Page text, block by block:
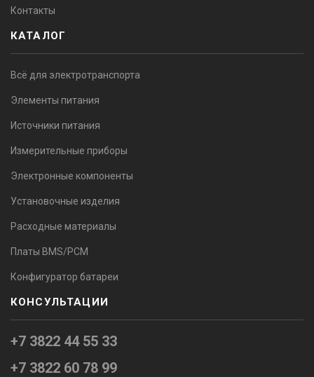
Контакты
КАТАЛОГ
Всё для электротранспорта
Элементы питания
Источники питания
Измерительные приборы
Электронные компоненты
Установочные изделия
Расходные материалы
Платы BMS/PCM
Конфигуратор батареи
КОНСУЛЬТАЦИИ
+7 3822 44 55 33
+7 3822 60 78 99